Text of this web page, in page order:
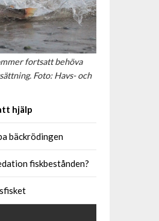
fortsatt behöva
Foto: Havs- och
hjälp
bäckrödingen
fiskbestånden?